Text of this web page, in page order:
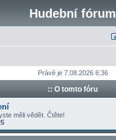
Hudební fórum
Právě je 7.08.2026 6:36
:: O tomto fóru
měli vědět. Čtěte!